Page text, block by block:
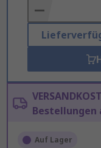
Basket
Bestellungen
Auf Lager